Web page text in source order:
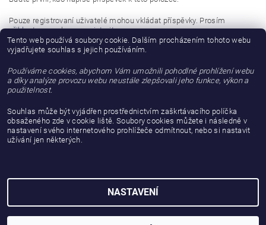
Pouze registrovaní uživatelé mohou vkládat příspěvky. Prosím
přihlaste senebo seregistrujte.
Buďte první, kdo napíše příspěvek k této položce.
Přidat hodnocení
2026 © gattanera.com, všechna práva vyhrazena
Tento web používá soubory cookie. Dalším procházením tohoto webu
vyjadřujete souhlas s jejich používáním.
Používáme cookies, abychom Vám umožnili pohodlné prohlížení webu
a díky analýze provozu webu neustále zlepšovali jeho funkce, výkon a
použitelnost.
Souhlas může být vyjádřen prostřednictvím zaškrtávacího políčka
obsaženého zde v cookie liště. Soubory cookies můžete i následně v
nastavení svého internetového prohlížeče odmítnout, nebo si nastavit
užívání jen některých.
NASTAVENÍ